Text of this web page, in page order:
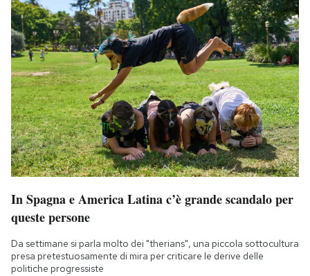
In Spagna e America Latina c’è grande scandalo per
queste persone
Da settimane si parla molto dei "therians", una piccola sottocultura
presa pretestuosamente di mira per criticare le derive delle
politiche progressiste